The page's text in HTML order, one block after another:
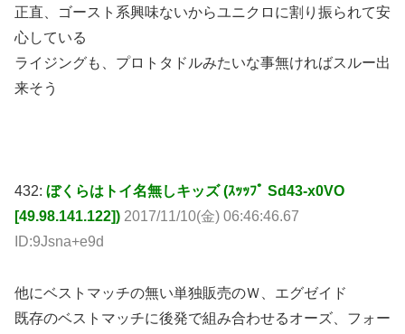
正直、ゴースト系興味ないからユニクロに割り振られて安
心している
ライジングも、プロトタドルみたいな事無ければスルー出
来そう
432: ぼくらはトイ名無しキッズ (ｽｯｯﾌﾟ Sd43-x0VO
[49.98.141.122]) 2017/11/10(金) 06:46:46.67
ID:9Jsna+e9d
他にベストマッチの無い単独販売のＷ、エグゼイド
既存のベストマッチに後発で組み合わせるオーズ、フォー